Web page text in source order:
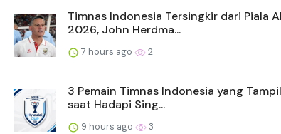
Timnas Indonesia Tersingkir dari Piala
2026, John Herdma...
7 hours ago 2
3 Pemain Timnas Indonesia yang
saat Hadapi Sing...
9 hours ago 3